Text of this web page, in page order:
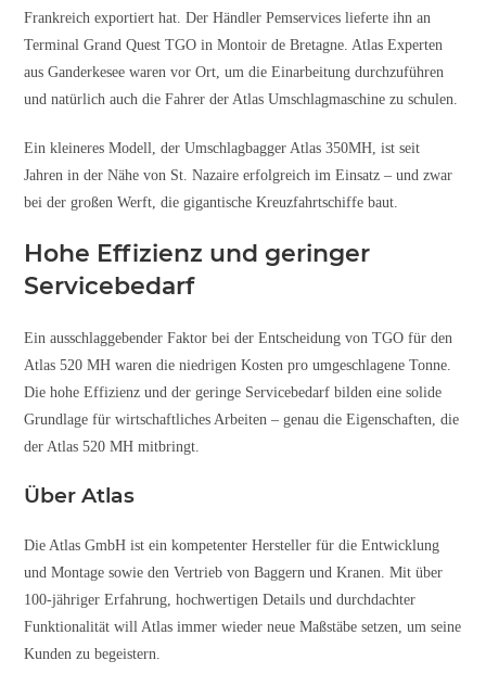
Frankreich exportiert hat. Der Händler Pemservices lieferte ihn an
Terminal Grand Quest TGO in Montoir de Bretagne. Atlas Experten
aus Ganderkesee waren vor Ort, um die Einarbeitung durchzuführen
und natürlich auch die Fahrer der Atlas Umschlagmaschine zu schulen.
Ein kleineres Modell, der Umschlagbagger Atlas 350MH, ist seit
Jahren in der Nähe von St. Nazaire erfolgreich im Einsatz – und zwar
bei der großen Werft, die gigantische Kreuzfahrtschiffe baut.
Hohe Effizienz und geringer
Servicebedarf
Ein ausschlaggebender Faktor bei der Entscheidung von TGO für den
Atlas 520 MH waren die niedrigen Kosten pro umgeschlagene Tonne.
Die hohe Effizienz und der geringe Servicebedarf bilden eine solide
Grundlage für wirtschaftliches Arbeiten – genau die Eigenschaften, die
der Atlas 520 MH mitbringt.
Über Atlas
Die Atlas GmbH ist ein kompetenter Hersteller für die Entwicklung
und Montage sowie den Vertrieb von Baggern und Kranen. Mit über
100-jähriger Erfahrung, hochwertigen Details und durchdachter
Funktionalität will Atlas immer wieder neue Maßstäbe setzen, um seine
Kunden zu begeistern.